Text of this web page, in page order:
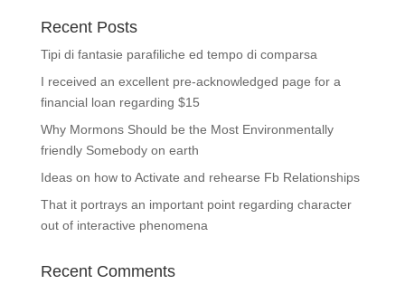
Recent Posts
Tipi di fantasie parafiliche ed tempo di comparsa
I received an excellent pre-acknowledged page for a
financial loan regarding $15
Why Mormons Should be the Most Environmentally
friendly Somebody on earth
Ideas on how to Activate and rehearse Fb Relationships
That it portrays an important point regarding character
out of interactive phenomena
Recent Comments